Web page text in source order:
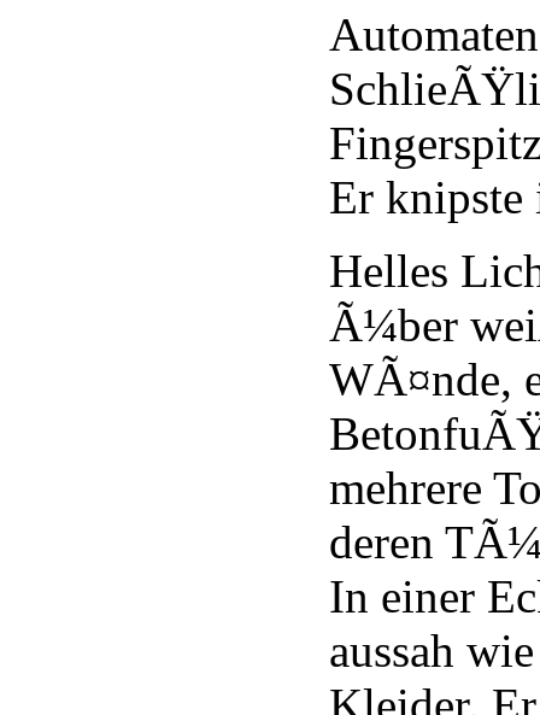
Er knipste
Helles
Ã¼ber
WÃ¤nde,
mehrere
deren
In einer
aussah